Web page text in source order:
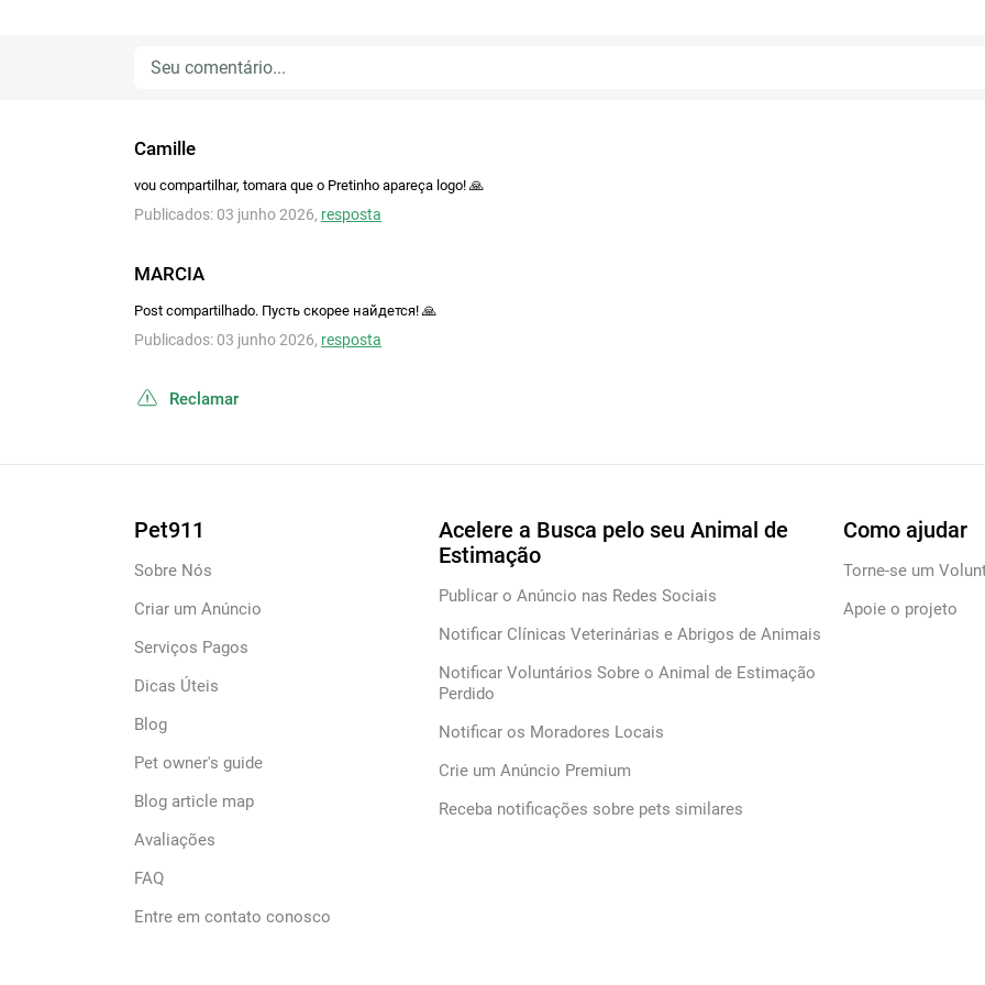
Camille
vou compartilhar, tomara que o Pretinho apareça logo! 🙏
Publicados: 03 junho 2026, resposta
MARCIA
Post compartilhado. Пусть скорее найдется! 🙏
Publicados: 03 junho 2026, resposta
Reclamar
Pet911
Sobre Nós
Criar um Anúncio
Serviços Pagos
Dicas Úteis
Blog
Pet owner's guide
Blog article map
Avaliações
FAQ
Entre em contato conosco
Acelere a Busca pelo seu Animal de
Estimação
Publicar o Anúncio nas Redes Sociais
Notificar Clínicas Veterinárias e Abrigos de Animais
Notificar Voluntários Sobre o Animal de Estimação
Perdido
Notificar os Moradores Locais
Crie um Anúncio Premium
Receba notificações sobre pets similares
Como ajudar
Torne-se um
Apoie o projeto